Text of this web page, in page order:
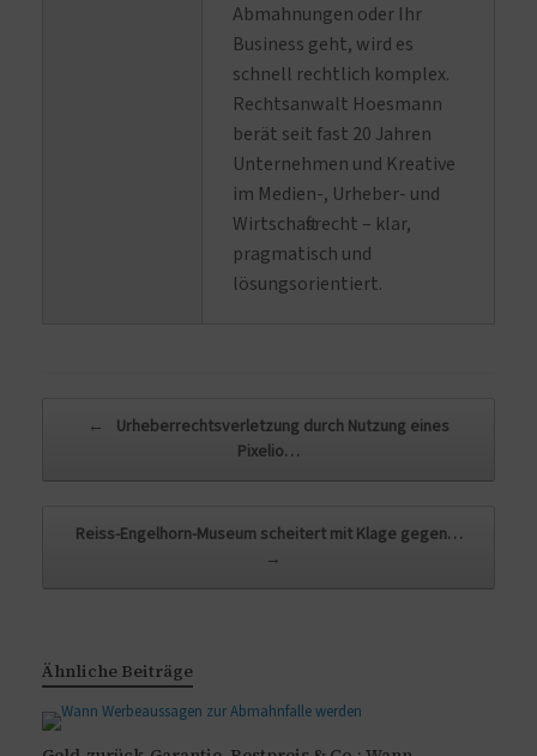
Abmahnungen oder Ihr
Business geht, wird es
schnell rechtlich komplex.
Rechtsanwalt Hoesmann
berät seit fast 20 Jahren
Unternehmen und Kreative
im Medien-, Urheber- und
Wirtschaftsrecht – klar,
pragmatisch und
lösungsorientiert.
←
Urheberrechtsverletzung durch Nutzung eines
Pixelio…
Reiss-Engelhorn-Museum scheitert mit Klage gegen…
→
Ähnliche Beiträge